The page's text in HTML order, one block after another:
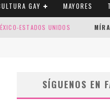
GAY MAYORES
ESTADOS UNIDOS
SÍGUENOS EN